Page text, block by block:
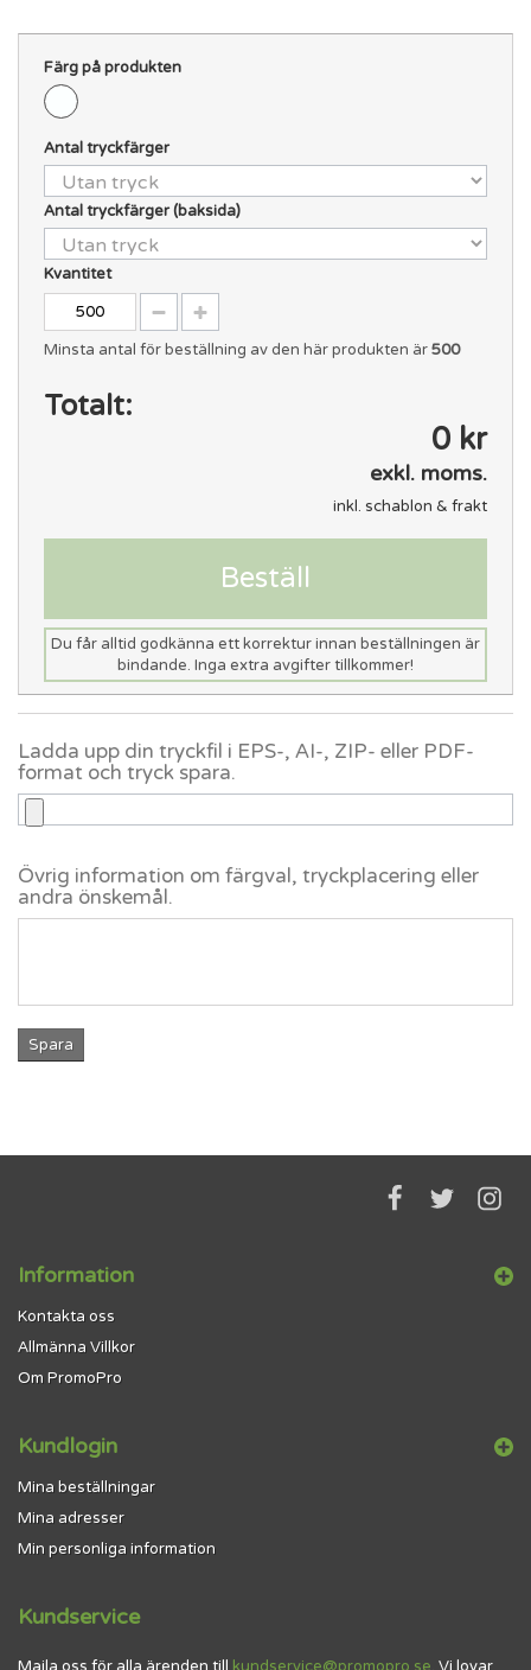
Färg på produkten
Antal tryckfärger
Antal tryckfärger (baksida)
Kvantitet
Minsta antal för beställning av den här produkten är500
Totalt:
0 kr
exkl. moms.
inkl. schablon & frakt
Beställ
Du får alltid godkänna ett korrektur innan beställningen är
bindande. Inga extra avgifter tillkommer!
Ladda upp din tryckfil i EPS-, AI-, ZIP- eller PDF-
format och tryck spara.
Övrig information om färgval, tryckplacering eller
andra önskemål.
Spara
Information
Kontakta oss
Allmänna Villkor
Om PromoPro
Kundlogin
Mina beställningar
Mina adresser
Min personliga information
Kundservice